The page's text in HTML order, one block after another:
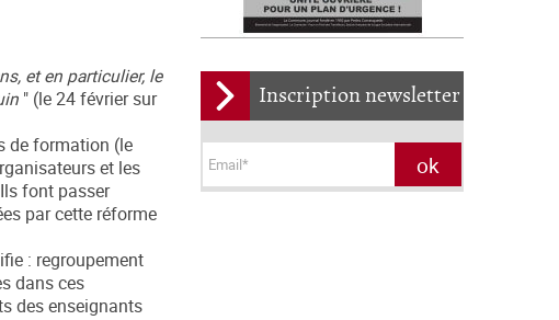
Inscription newsletter
et en particulier, le
" (le 24 février sur
de formation (le
et les
font passer
par cette réforme
: regroupement
dans ces
des enseignants